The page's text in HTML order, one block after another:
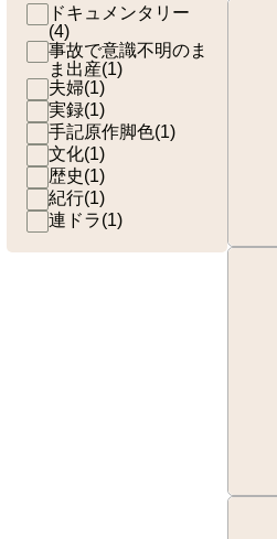
ドキュメンタリー
(4)
事故で意識不明のま
ま出産(1)
夫婦(1)
実録(1)
手記原作脚色(1)
文化(1)
歴史(1)
紀行(1)
連ドラ(1)